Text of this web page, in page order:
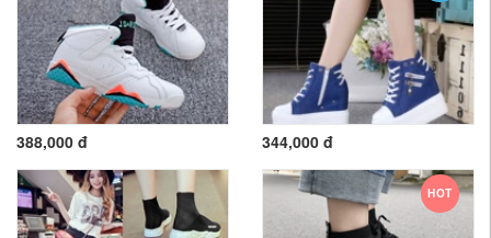
388,000 đ 344,000 đ
HOT